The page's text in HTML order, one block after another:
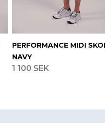
PERFORMANCE MIDI
NAVY
1 100 SEK